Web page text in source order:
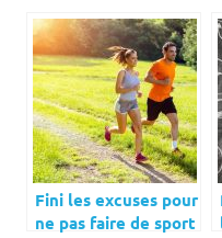
Fini les excuses pour
ne pas faire de sport